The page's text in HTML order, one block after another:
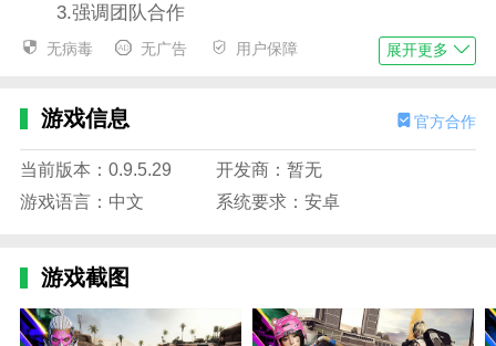
3.强调团队合作
游戏鼓励玩家通过团队合作获得优势，评论称赞了
游戏的社交和竞争方面。
绝地求生未来之役手游下载最新版本说明
1.官方授权的PUBG
2.逼真的图形和高清音频
虚幻引擎4通过详细的演示、巨大的高清地图和逼
无病毒 无广告 用户保障 展开更多
游戏信息 官方合作
当前版本：0.9.5.29
开发商：暂无
游戏语言：中文
系统要求：安卓
游戏截图